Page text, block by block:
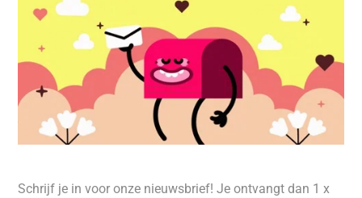
Schrijf je in voor onze nieuwsbrief! Je ontvangt dan 1 x